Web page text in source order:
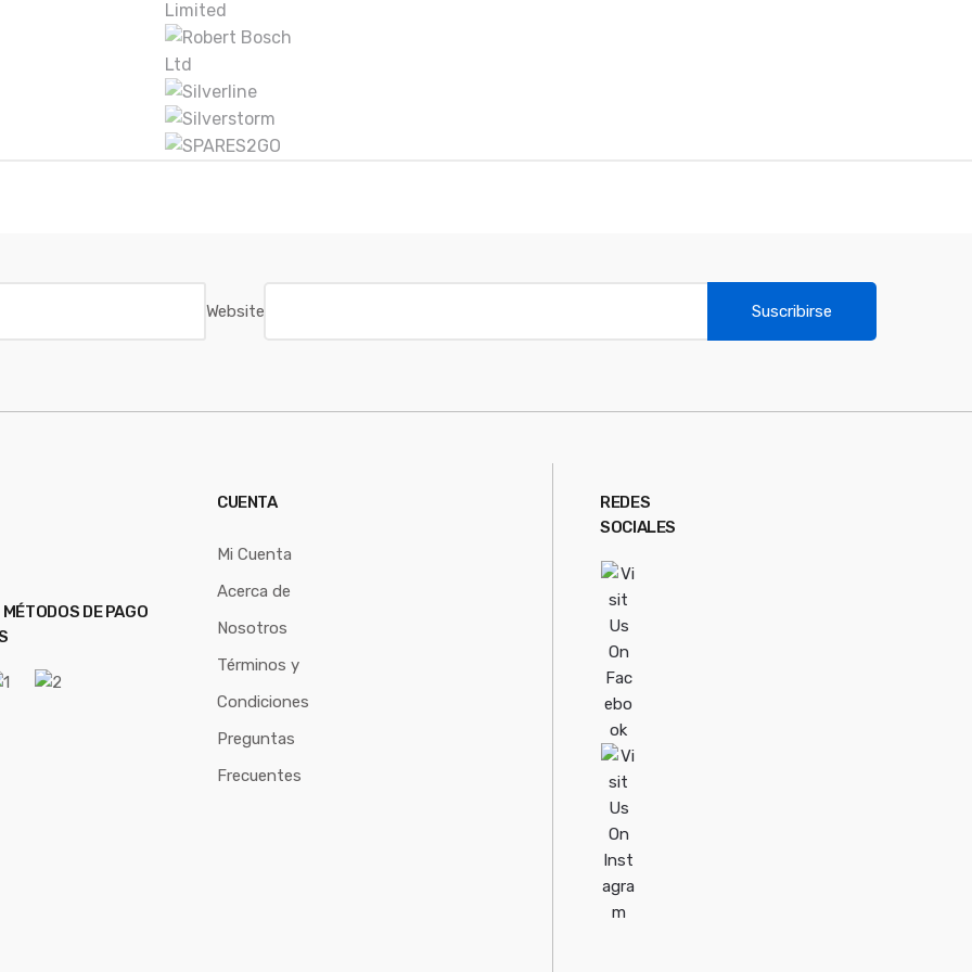
Website Suscribirse
DE PAGO
CUENTA
Mi Cuenta
Acerca de
Nosotros
Términos y
Condiciones
Preguntas
Frecuentes
REDES
SOCIALES